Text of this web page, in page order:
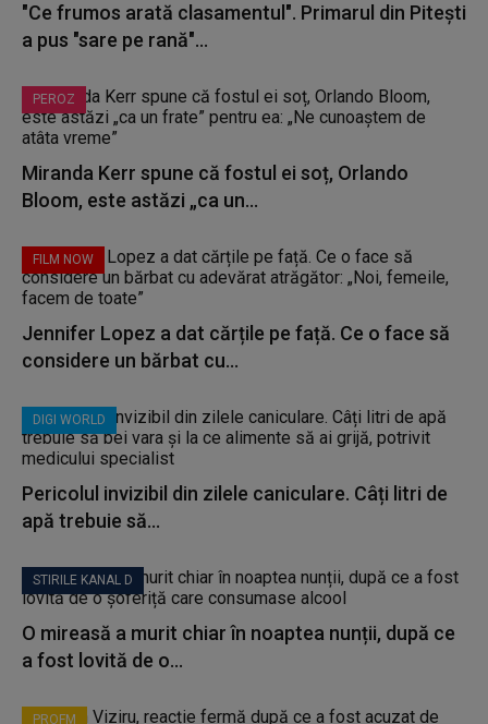
"Ce frumos arată clasamentul". Primarul din Pitești
a pus "sare pe rană"...
PEROZ
Miranda Kerr spune că fostul ei soț, Orlando
Bloom, este astăzi „ca un...
FILM NOW
Jennifer Lopez a dat cărțile pe față. Ce o face să
considere un bărbat cu...
DIGI WORLD
Pericolul invizibil din zilele caniculare. Câți litri de
apă trebuie să...
STIRILE KANAL D
O mireasă a murit chiar în noaptea nunții, după ce
a fost lovită de o...
PROFM